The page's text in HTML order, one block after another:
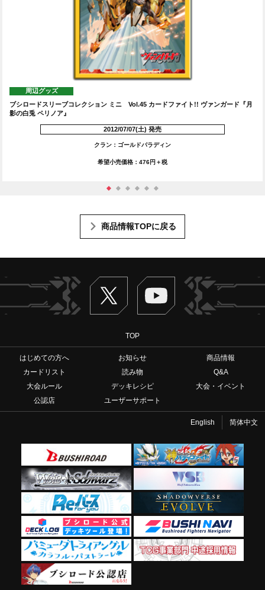
ヴァンガード『月
ブシロードスリーブコレクション ミニ Vol.46 カードファイト
クラン：オラクルシンクタンク
希望小売価格：476円＋税
商品情報TOPに戻る
Twitter ヴァンガードch
TOP
はじめての方へ お知らせ
商品情報
カードリスト
読み物
Q&A
大会ルール
デッキレシピ
大会・イベント
公認店
ユーザーサポート
English 简体中文